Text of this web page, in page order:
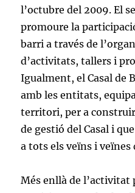
l’octubre del 2009. El
promoure la
barri a través de
d’activitats, tallers i
Igualment, el Casal de
amb les entitats,
territori, per a
de gestió del Casal i
a tots els veïns i veïnes
Més enllà de l’activitat